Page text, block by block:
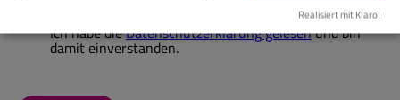
Ich habe dieDatenschutzerklärung gelesenund bin
damit einverstanden.
Realisiert mit Klaro!